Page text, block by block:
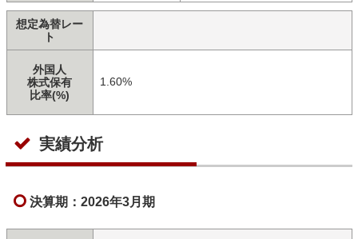
想定為替レー
ト
外国人
株式保有
比率(%)
1.60%
実績分析
決算期：2026年3月期